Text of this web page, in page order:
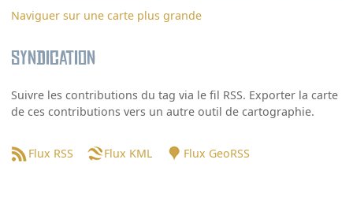
Naviguer sur une carte plus grande
Syndication
Suivre les contributions du tag via le fil RSS. Exporter la carte
de ces contributions vers un autre outil de cartographie.
Flux RSS Flux KML Flux GeoRSS